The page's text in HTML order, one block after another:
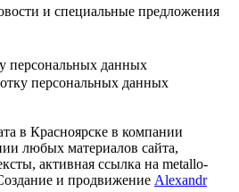
и специальные предложения
персональных данных
персональных данных
в Красноярске в компании
любых материалов сайта,
активная ссылка на metallo-
и продвижение Alexandr